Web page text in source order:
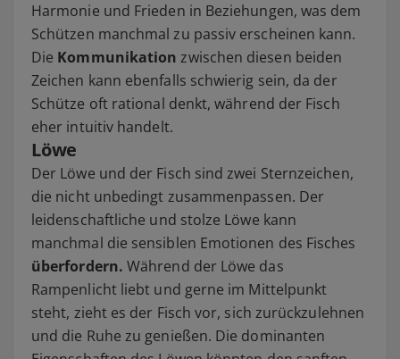
Harmonie und Frieden in Beziehungen, was dem
Schützen manchmal zu passiv erscheinen kann.
Die Kommunikation zwischen diesen beiden
Zeichen kann ebenfalls schwierig sein, da der
Schütze oft rational denkt, während der Fisch
eher intuitiv handelt.
Löwe
Der Löwe und der Fisch sind zwei Sternzeichen,
die nicht unbedingt zusammenpassen. Der
leidenschaftliche und stolze Löwe kann
manchmal die sensiblen Emotionen des Fisches
überfordern. Während der Löwe das
Rampenlicht liebt und gerne im Mittelpunkt
steht, zieht es der Fisch vor, sich zurückzulehnen
und die Ruhe zu genießen. Die dominanten